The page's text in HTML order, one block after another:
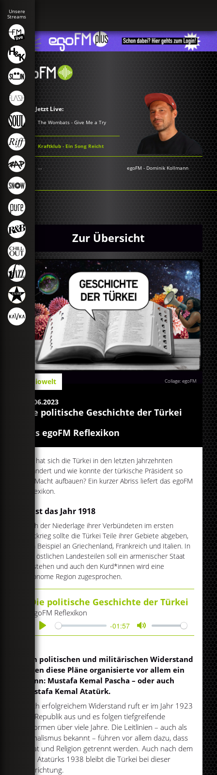
Jetzt Live:
The Wombats - Give Me a Try
Kraftklub - Ein Song Reicht
... egoFM - Dominik Kollmann
Zur Übersicht
Collage: egoFM
Radiowelt
02.06.2023
Die politische Geschichte der Türkei
Das egoFM Reflexikon
Wie hat sich die Türkei in den letzten Jahrzehnten
verändert und wie konnte der türkische Präsident so
viel Macht aufbauen? Ein kurzer Abriss liefert das egoFM
Reflexikon.
Es ist das Jahr 1918
Nach der Niederlage ihrer Verbündeten im ersten
Weltkrieg sollte die Türkei Teile ihrer Gebiete abgeben,
zum Beispiel an Griechenland, Frankreich und Italien. In
den östlichen Landesteilen soll ein armenischer Staat
entstehen und auch den Kurd*innen wird eine
autonome Region zugesprochen.
Die politische Geschichte der Türkei
egoFM Reflexikon
Play
-01:57
Mute
Den politischen und militärischen Widerstand
gegen diese Pläne organisierte vor allem ein
Mann: Mustafa Kemal Pascha – oder auch
Mustafa Kemal Atatürk.
Nach erfolgreichem Widerstand ruft er im Jahr 1923
die Republik aus und es folgen tiefgreifende
Reformen über viele Jahre. Die Leitlinien – auch als
Kemalismus bekannt – führen vor allem dazu, dass
Staat und Religion getrennt werden. Auch nach dem
Tod Atatürks 1938 bleibt die Türkei bei dieser
Ausrichtung.